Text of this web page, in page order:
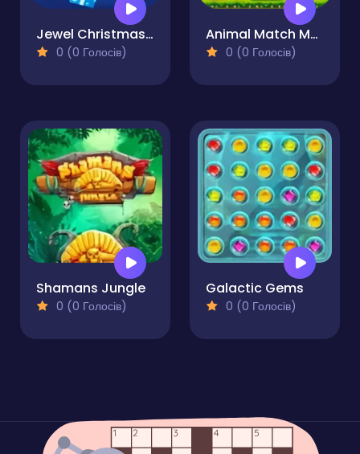
Jewel Christmas Mania
0 (0 Голосів)
Animal Match Master
0 (0 Голосів)
Shamans Jungle
0 (0 Голосів)
Galactic Gems
0 (0 Голосів)